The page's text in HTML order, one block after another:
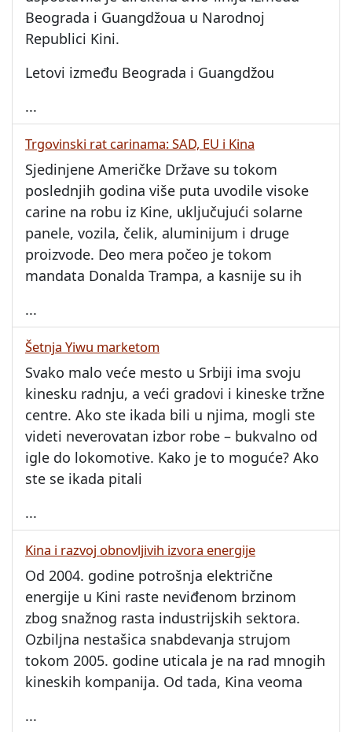
Beograda i Guangdžoua u Narodnoj
Republici Kini.
Letovi između Beograda i Guangdžou
...
Trgovinski rat carinama: SAD, EU i Kina
Sjedinjene Američke Države su tokom
poslednjih godina više puta uvodile visoke
carine na robu iz Kine, uključujući solarne
panele, vozila, čelik, aluminijum i druge
proizvode. Deo mera počeo je tokom
mandata Donalda Trampa, a kasnije su ih
...
Šetnja Yiwu marketom
Svako malo veće mesto u Srbiji ima svoju
kinesku radnju, a veći gradovi i kineske tržne
centre. Ako ste ikada bili u njima, mogli ste
videti neverovatan izbor robe – bukvalno od
igle do lokomotive. Kako je to moguće? Ako
ste se ikada pitali
...
Kina i razvoj obnovljivih izvora energije
Od 2004. godine potrošnja električne
energije u Kini raste neviđenom brzinom
zbog snažnog rasta industrijskih sektora.
Ozbiljna nestašica snabdevanja strujom
tokom 2005. godine uticala je na rad mnogih
kineskih kompanija. Od tada, Kina veoma
...